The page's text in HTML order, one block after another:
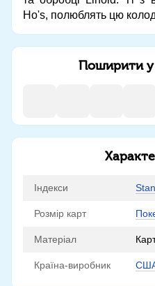
Ho's, полюблять цю
Поширити
Індекси
Розмір карт
Матеріал
Країна-виробник